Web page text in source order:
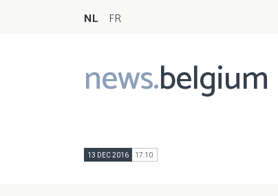
NL FR
news.belgium
Main
navigation
13 DEC 2016 17:10